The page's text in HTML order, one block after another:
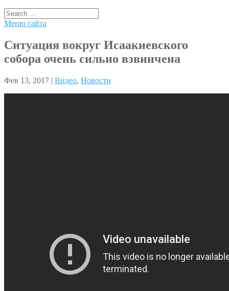
Меню сайта
Ситуация вокруг Исаакиевского
собора очень сильно взвинчена
Фев 13, 2017 | Видео, Новости